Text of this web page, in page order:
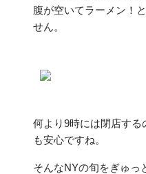
腹が空いてラーメン！
せん。
何より9時には閉店す
も安心ですね。
そんなNYの旬をぎゅっ